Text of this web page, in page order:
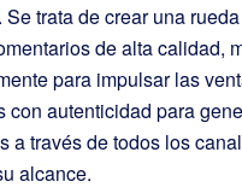
trata de crear una
de alta calidad,
para impulsar las
con autenticidad para
a través de todos los
alcance.